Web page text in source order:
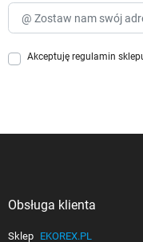
Akceptuję regulamin
Obsługa klienta
Sklep EKOREX.PL